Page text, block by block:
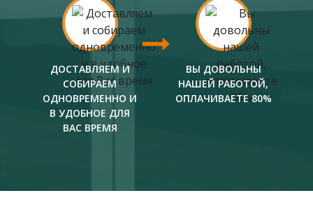
ДОСТАВЛЯЕМ И
СОБИРАЕМ
ОДНОВРЕМЕННО И
В УДОБНОЕ ДЛЯ
ВАС ВРЕМЯ
ВЫ ДОВОЛЬНЫ
НАШЕЙ РАБОТОЙ,
ОПЛАЧИВАЕТЕ 80%